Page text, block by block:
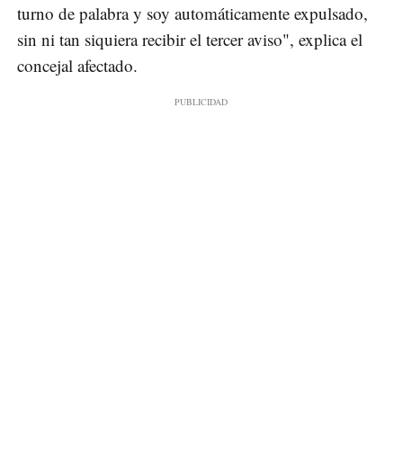
turno de palabra y soy automáticamente expulsado,
sin ni tan siquiera recibir el tercer aviso", explica el
concejal afectado.